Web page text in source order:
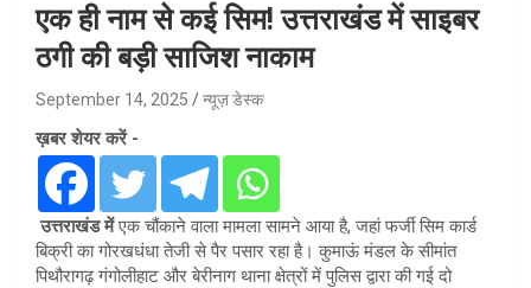
एक ही नाम से कई सिम! उत्तराखंड में साइबर
ठगी की बड़ी साजिश नाकाम
September 14, 2025 न्यूज़ डेस्क
ख़बर शेयर करें -
उत्तराखंड मेंएक चौंकाने वाला मामला सामने आया है, जहां फर्जी सिम कार्ड
बिक्री का गोरखधंधा तेजी से पैर पसार रहा है। कुमाऊं मंडल के सीमांत
पिथौरागढ़ गंगोलीहाट और बेरीनाग थाना क्षेत्रों में पुलिस द्वारा की गई दो